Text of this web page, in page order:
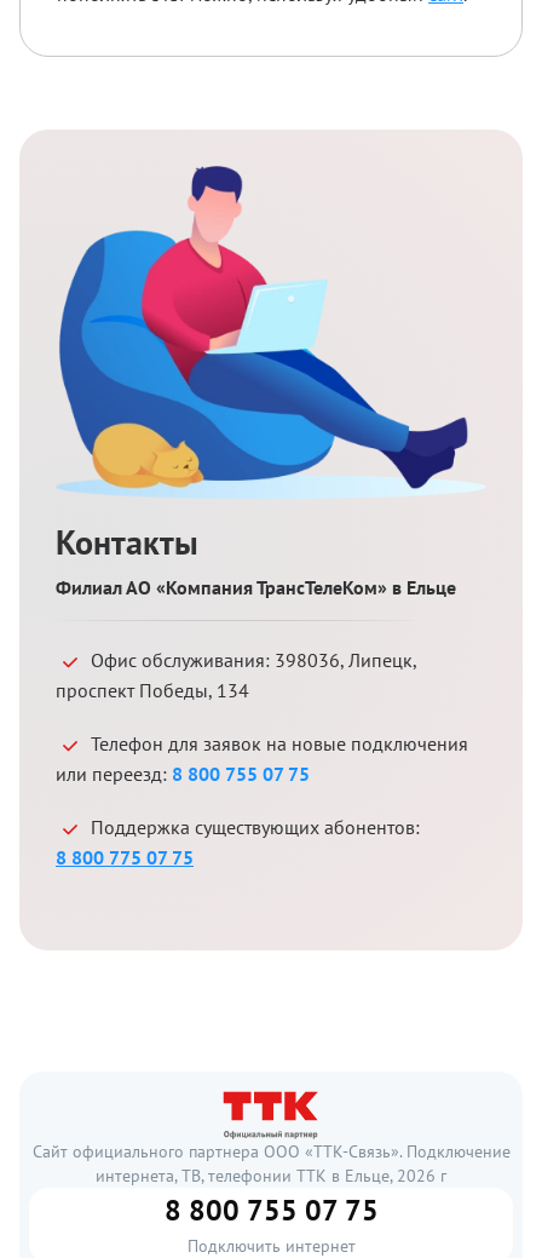
Контакты
Филиал АО «Компания ТрансТелеКом» в Ельце
Офис обслуживания: 398036, Липецк,
проспект Победы, 134
Телефон для заявок на новые подключения
или переезд: 8 800 755 07 75
Поддержка существующих абонентов:
8 800 775 07 75
Сайт официального партнера ООО «ТТК-Связь». Подключение
интернета, ТВ, телефонии ТТК в Ельце, 2026 г
8 800 755 07 75
Подключить интернет